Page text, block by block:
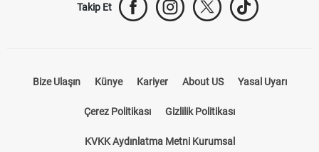
Takip Et
Bize Ulaşın Künye Kariyer About US Yasal Uyarı
Çerez Politikası Gizlilik Politikası
KVKK Aydınlatma Metni Kurumsal